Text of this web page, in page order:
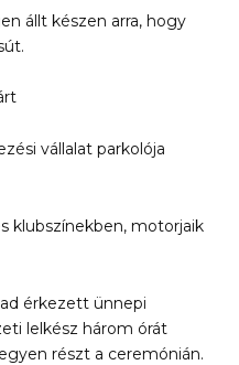
állt készen arra, hogy
vállalat parkolója
klubszínekben, motorjaik
érkezett ünnepi
lelkész három órát
részt a ceremónián.